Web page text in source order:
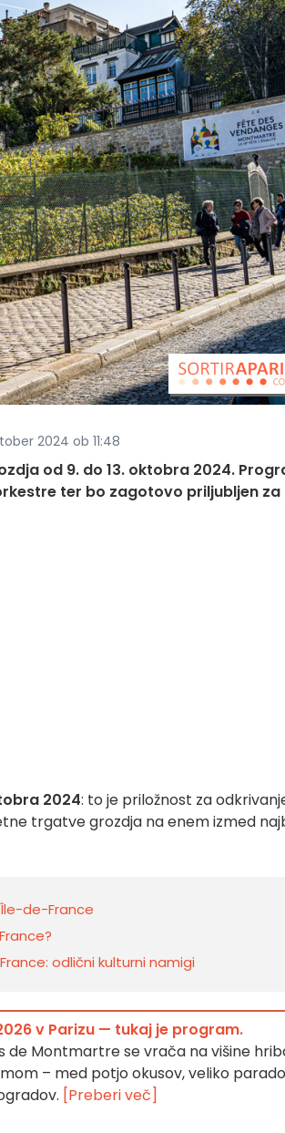
2024 ob 11:48
od 9. do 13. oktobra 2024.
ter bo zagotovo priljubljen za
2024: to je priložnost za
trgatve grozdja na enem izmed
de-France
odlični kulturni namigi
v Parizu — tukaj je program.
de Montmartre se vrača na višine
– med potjo okusov, veliko
[Preberi več]